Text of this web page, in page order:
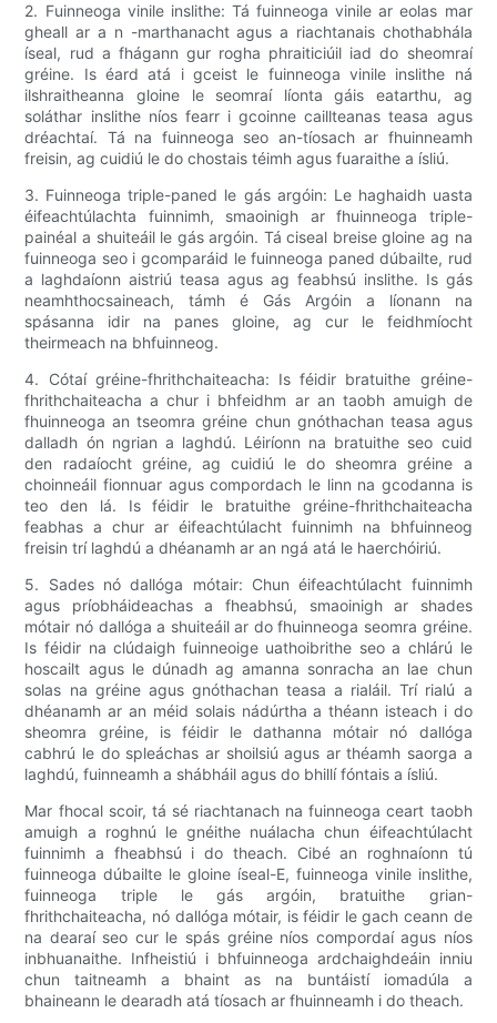
2. Fuinneoga vinile inslithe: Tá fuinneoga vinile ar eolas mar
gheall ar a n -marthanacht agus a riachtanais chothabhála
íseal, rud a fhágann gur rogha phraiticiúil iad do sheomraí
gréine. Is éard atá i gceist le fuinneoga vinile inslithe ná
ilshraitheanna gloine le seomraí líonta gáis eatarthu, ag
soláthar inslithe níos fearr i gcoinne caillteanas teasa agus
dréachtaí. Tá na fuinneoga seo an-tíosach ar fhuinneamh
freisin, ag cuidiú le do chostais téimh agus fuaraithe a ísliú.
3. Fuinneoga triple-paned le gás argóin: Le haghaidh uasta
éifeachtúlachta fuinnimh, smaoinigh ar fhuinneoga triple-
painéal a shuiteáil le gás argóin. Tá ciseal breise gloine ag na
fuinneoga seo i gcomparáid le fuinneoga paned dúbailte, rud
a laghdaíonn aistriú teasa agus ag feabhsú inslithe. Is gás
neamhthocsaineach, támh é Gás Argóin a líonann na
spásanna idir na panes gloine, ag cur le feidhmíocht
theirmeach na bhfuinneog.
4. Cótaí gréine-fhrithchaiteacha: Is féidir bratuithe gréine-
fhrithchaiteacha a chur i bhfeidhm ar an taobh amuigh de
fhuinneoga an tseomra gréine chun gnóthachan teasa agus
dalladh ón ngrian a laghdú. Léiríonn na bratuithe seo cuid
den radaíocht gréine, ag cuidiú le do sheomra gréine a
choinneáil fionnuar agus compordach le linn na gcodanna is
teo den lá. Is féidir le bratuithe gréine-fhrithchaiteacha
feabhas a chur ar éifeachtúlacht fuinnimh na bhfuinneog
freisin trí laghdú a dhéanamh ar an ngá atá le haerchóiriú.
5. Sades nó dallóga mótair: Chun éifeachtúlacht fuinnimh
agus príobháideachas a fheabhsú, smaoinigh ar shades
mótair nó dallóga a shuiteáil ar do fhuinneoga seomra gréine.
Is féidir na clúdaigh fuinneoige uathoibrithe seo a chlárú le
hoscailt agus le dúnadh ag amanna sonracha an lae chun
solas na gréine agus gnóthachan teasa a rialáil. Trí rialú a
dhéanamh ar an méid solais nádúrtha a théann isteach i do
sheomra gréine, is féidir le dathanna mótair nó dallóga
cabhrú le do spleáchas ar shoilsiú agus ar théamh saorga a
laghdú, fuinneamh a shábháil agus do bhillí fóntais a ísliú.
Mar fhocal scoir, tá sé riachtanach na fuinneoga ceart taobh
amuigh a roghnú le gnéithe nuálacha chun éifeachtúlacht
fuinnimh a fheabhsú i do theach. Cibé an roghnaíonn tú
fuinneoga dúbailte le gloine íseal-E, fuinneoga vinile inslithe,
fuinneoga triple le gás argóin, bratuithe grian-
fhrithchaiteacha, nó dallóga mótair, is féidir le gach ceann de
na dearaí seo cur le spás gréine níos compordaí agus níos
inbhuanaithe. Infheistiú i bhfuinneoga ardchaighdeáin inniu
chun taitneamh a bhaint as na buntáistí iomadúla a
bhaineann le dearadh atá tíosach ar fhuinneamh i do theach.